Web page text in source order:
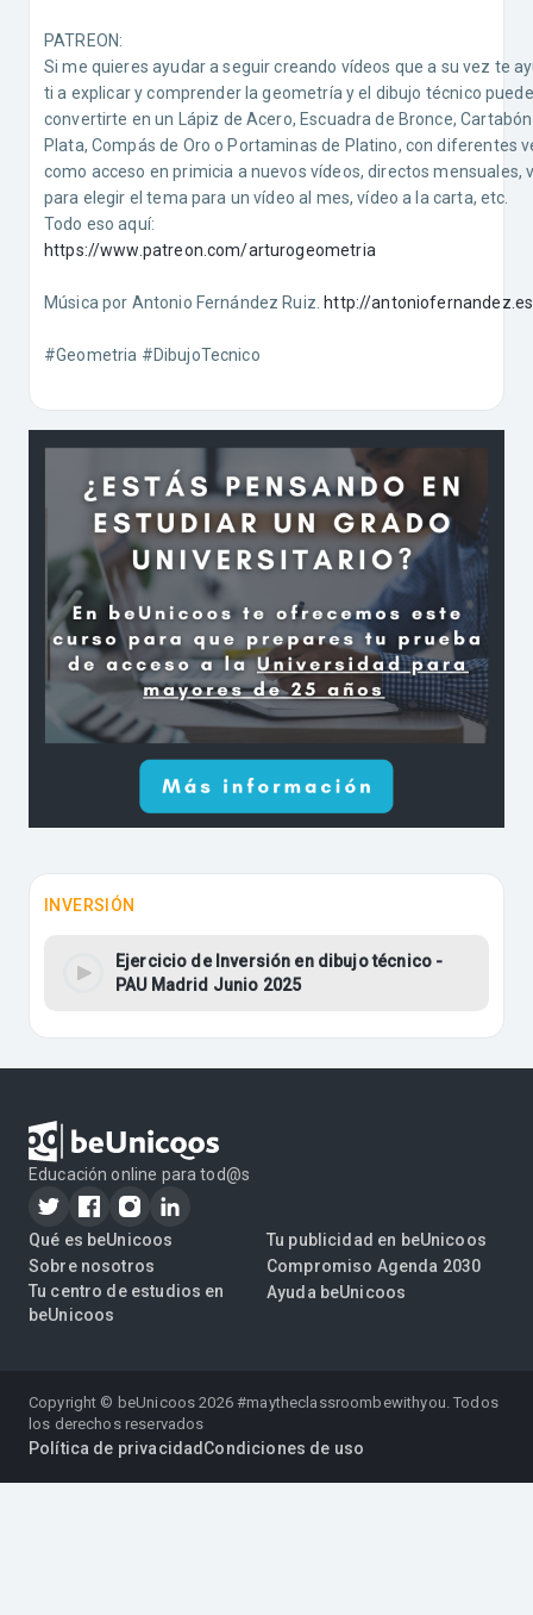
PATREON:
Si me quieres ayudar a seguir creando vídeos que a su vez te
ti a explicar y comprender la geometría y el dibujo técnico
convertirte en un Lápiz de Acero, Escuadra de Bronce,
Plata, Compás de Oro o Portaminas de Platino, con diferentes
como acceso en primicia a nuevos vídeos, directos mensuales,
para elegir el tema para un vídeo al mes, vídeo a la carta, etc.
Todo eso aquí:
https://www.patreon.com/arturogeometria
Música por Antonio Fernández Ruiz. http://
#Geometria #DibujoTecnico
INVERSIÓN
Ejercicio de Inversión en dibujo técnico -
PAU Madrid Junio 2025
Educación online para tod@s
Qué es beUnicoos
Sobre nosotros
Tu centro de estudios en
beUnicoos
Tu publicidad en beUnicoos
Compromiso Agenda 2030
Ayuda beUnicoos
Copyright © beUnicoos2026#maytheclassroombewithyou. Todos
los derechos reservados
Política de privacidad Condiciones de uso